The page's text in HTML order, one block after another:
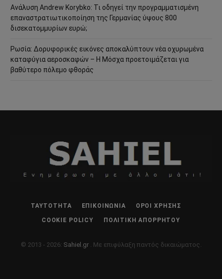
Ανάλυση Andrew Korybko: Τι οδηγεί την προγραμματισμένη
επαναστρατιωτικοποίηση της Γερμανίας ύψους 800
δισεκατομμυρίων ευρώ;
Ρωσία: Δορυφορικές εικόνες αποκαλύπτουν νέα οχυρωμένα
καταφύγια αεροσκαφών – Η Μόσχα προετοιμάζεται για
βαθύτερο πόλεμο φθοράς
ΤΑΥΤΌΤΗΤΑ ΕΠΙΚΟΙΝΩΝΊΑ ΌΡΟΙ ΧΡΉΣΗΣ
COOKIE POLICY ΠΟΛΙΤΙΚΉ ΑΠΟΡΡΉΤΟΥ
© 2013 - 2026: Sahiel.gr . Με επιφύλαξη παντός δικαιώματος.